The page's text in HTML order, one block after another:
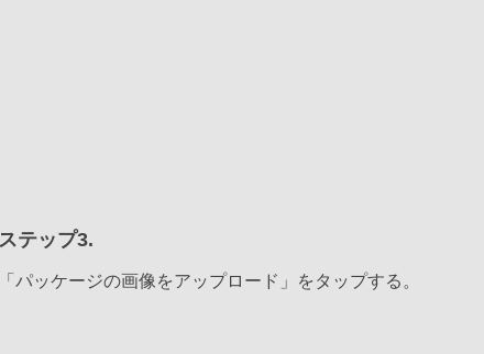
ステップ3.
「パッケージの画像をアップロード」をタップする。